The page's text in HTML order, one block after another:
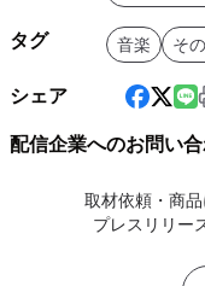
タグ 音楽 そ
シェア
配信企業へのお問い
取材依頼・商
プレスリリー